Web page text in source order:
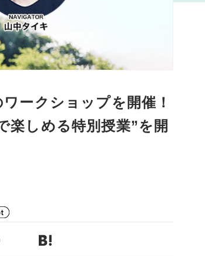
ークショップを開催！
しめる特別授業”を開